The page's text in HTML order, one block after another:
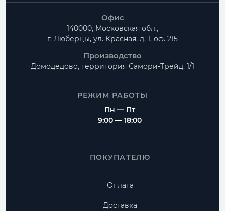
Офис
140000, Московская обл.,
г. Люберцы, ул. Красная, д. 1, оф. 215
Производство
Домодедово, территория Самори-Трейд, 1/1
РЕЖИМ РАБОТЫ
Пн — Пт
9:00 — 18:00
ПОКУПАТЕЛЮ
Оплата
Доставка